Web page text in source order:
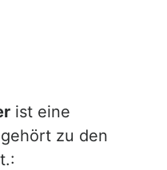
ist eine
zu den